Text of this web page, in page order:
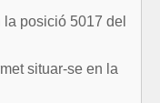
posició 5017 del
situar-se en la